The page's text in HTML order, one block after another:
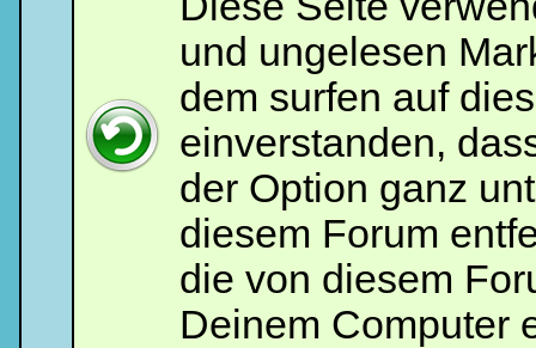
bitte
die
nachfolgenden
Felder
Deinen
Benutzernamen
und
Kennwort
um
Dich
Username:
Passwort:
und ungelesen
dem surfen auf
einverstanden,
der Option ganz
diesem Forum
die von diesem
Deinem Computer